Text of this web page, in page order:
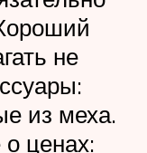
не
из меха.
ценах: